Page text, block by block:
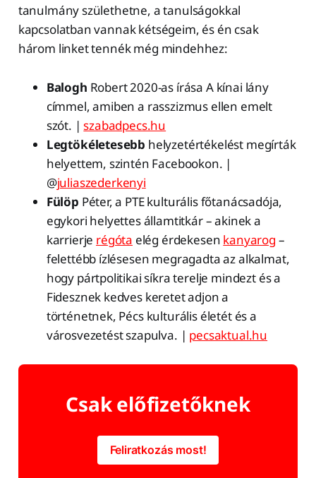
tanulmány születhetne, a tanulságokkal
kapcsolatban vannak kétségeim, és én csak
három linket tennék még mindehhez:
Balogh Robert 2020-as írása A kínai lány
címmel, amiben a rasszizmus ellen emelt
szót. | szabadpecs.hu
Legtökéletesebb helyzetértékelést megírták
helyettem, szintén Facebookon. |
@juliaszederkenyi
Fülöp Péter, a PTE kulturális főtanácsadója,
egykori helyettes államtitkár – akinek a
karrierje régóta elég érdekesen kanyarog –
felettébb ízlésesen megragadta az alkalmat,
hogy pártpolitikai síkra terelje mindezt és a
Fidesznek kedves keretet adjon a
történetnek, Pécs kulturális életét és a
városvezetést szapulva. | pecsaktual.hu
Csak előfizetőknek
Feliratkozás most!